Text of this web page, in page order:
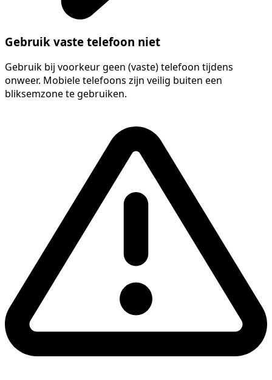
Gebruik vaste telefoon niet
Gebruik bij voorkeur geen (vaste) telefoon tijdens
onweer. Mobiele telefoons zijn veilig buiten een
bliksemzone te gebruiken.